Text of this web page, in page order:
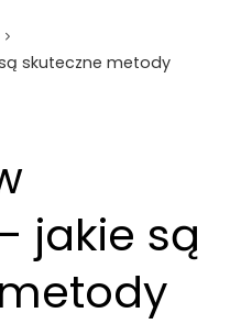
skuteczne metody
jakie są